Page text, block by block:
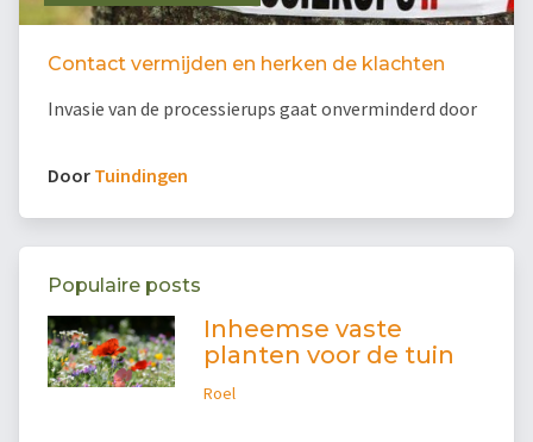
Contact vermijden en herken de klachten
Invasie van de processierups gaat onverminderd door
Door Tuindingen
Populaire posts
Inheemse vaste
planten voor de tuin
Roel